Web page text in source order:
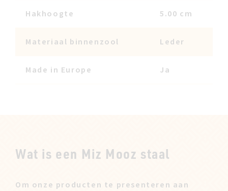
Hakhoogte 5.00 cm
Materiaal binnenzool Leder
Made in Europe Ja
Wat is een Miz Mooz staal
Om onze producten te presenteren aan